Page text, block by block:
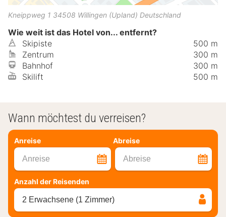
Kneippweg 1 34508 Willingen (Upland) Deutschland
Wie weit ist das Hotel von... entfernt?
Skipiste
500 m
Zentrum
300 m
Bahnhof
300 m
Skilift
500 m
Wann möchtest du verreisen?
Anreise Abreise
Anreise Abreise
Anzahl der Reisenden
2 Erwachsene (1 Zimmer)